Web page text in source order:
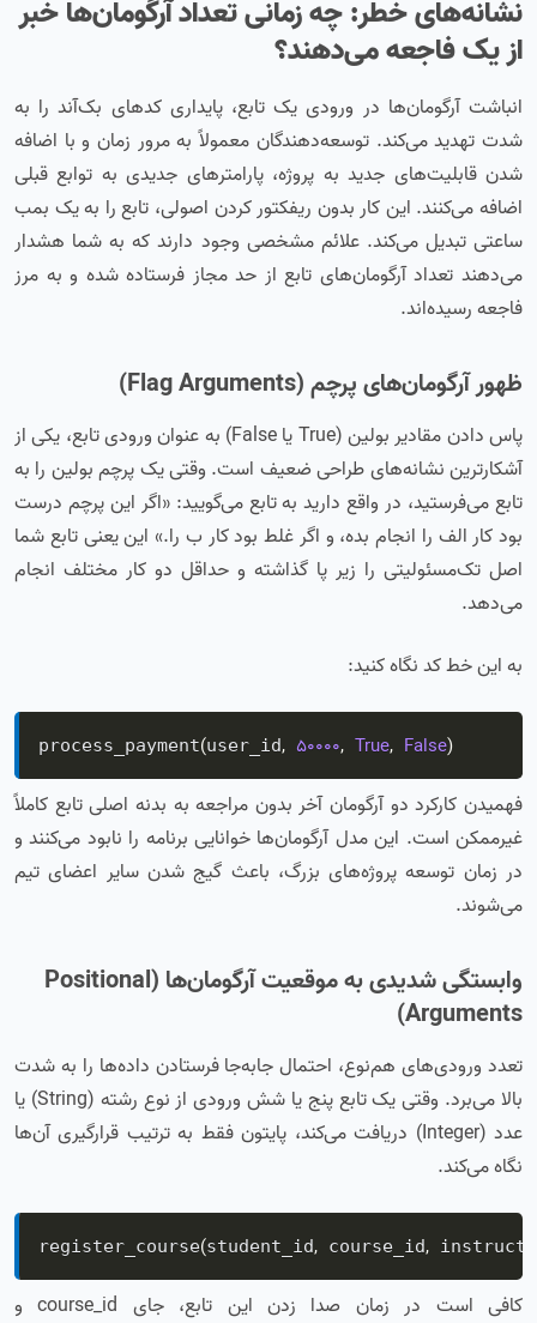
نشانه‌های خطر: چه زمانی تعداد آرگومان‌ها خبر
از یک فاجعه می‌دهند؟
انباشت آرگومان‌ها در ورودی یک تابع، پایداری کدهای بک‌آند را به
شدت تهدید می‌کند. توسعه‌دهندگان معمولاً به مرور زمان و با اضافه
شدن قابلیت‌های جدید به پروژه، پارامترهای جدیدی به توابع قبلی
اضافه می‌کنند. این کار بدون ریفکتور کردن اصولی، تابع را به یک بمب
ساعتی تبدیل می‌کند. علائم مشخصی وجود دارند که به شما هشدار
می‌دهند تعداد آرگومان‌های تابع از حد مجاز فرستاده شده و به مرز
فاجعه رسیده‌اند.
ظهور آرگومان‌های پرچم (Flag Arguments)
پاس دادن مقادیر بولین (True یا False) به عنوان ورودی تابع، یکی از
آشکارترین نشانه‌های طراحی ضعیف است. وقتی یک پرچم بولین را به
تابع می‌فرستید، در واقع دارید به تابع می‌گویید: «اگر این پرچم درست
بود کار الف را انجام بده، و اگر غلط بود کار ب را.» این یعنی تابع شما
اصل تک‌مسئولیتی را زیر پا گذاشته و حداقل دو کار مختلف انجام
می‌دهد.
به این خط کد نگاه کنید:
process_payment(user_id, 50000, True, False)
فهمیدن کارکرد دو آرگومان آخر بدون مراجعه به بدنه اصلی تابع کاملاً
غیرممکن است. این مدل آرگومان‌ها خوانایی برنامه را نابود می‌کنند و
در زمان توسعه پروژه‌های بزرگ، باعث گیج شدن سایر اعضای تیم
می‌شوند.
وابستگی شدیدی به موقعیت آرگومان‌ها (Positional
Arguments)
تعدد ورودی‌های هم‌نوع، احتمال جابه‌جا فرستادن داده‌ها را به شدت
بالا می‌برد. وقتی یک تابع پنج یا شش ورودی از نوع رشته (String) یا
عدد (Integer) دریافت می‌کند، پایتون فقط به ترتیب قرارگیری آن‌ها
نگاه می‌کند.
register_course(student_id, course_id,
کافی است در زمان صدا زدن این تابع، جای course_id و